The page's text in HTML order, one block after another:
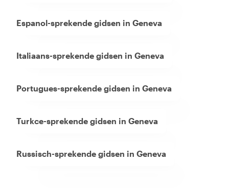
Espanol-sprekende gidsen in Geneva
Italiaans-sprekende gidsen in Geneva
Portugues-sprekende gidsen in Geneva
Turkce-sprekende gidsen in Geneva
Russisch-sprekende gidsen in Geneva